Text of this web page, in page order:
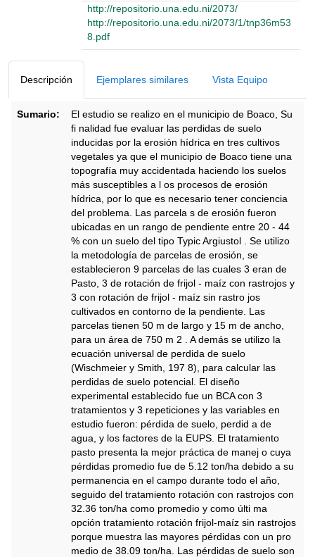
http://repositorio.una.edu.ni/2073/
http://repositorio.una.edu.ni/2073/1/tnp36m53
8.pdf
Descripción Ejemplares similares Vista Equipo
Sumario:
El estudio se realizo en el municipio de Boaco, Su
fi nalidad fue evaluar las perdidas de suelo
inducidas por la erosión hídrica en tres cultivos
vegetales ya que el municipio de Boaco tiene una
topografía muy accidentada haciendo los suelos
más susceptibles a l os procesos de erosión
hídrica, por lo que es necesario tener conciencia
del problema. Las parcela s de erosión fueron
ubicadas en un rango de pendiente entre 20 - 44
% con un suelo del tipo Typic Argiustol . Se utilizo
la metodología de parcelas de erosión, se
establecieron 9 parcelas de las cuales 3 eran de
Pasto, 3 de rotación de frijol - maíz con rastrojos y
3 con rotación de frijol - maíz sin rastro jos
cultivados en contorno de la pendiente. Las
parcelas tienen 50 m de largo y 15 m de ancho,
para un área de 750 m 2 . A demás se utilizo la
ecuación universal de perdida de suelo
(Wischmeier y Smith, 197 8), para calcular las
perdidas de suelo potencial. El diseño
experimental establecido fue un BCA con 3
tratamientos y 3 repeticiones y las variables en
estudio fueron: pérdida de suelo, perdid a de
agua, y los factores de la EUPS. El tratamiento
pasto presenta la mejor práctica de manej o cuya
pérdidas promedio fue de 5.12 ton/ha debido a su
permanencia en el campo durante todo el año,
seguido del tratamiento rotación con rastrojos con
32.36 ton/ha como promedio y como últi ma
opción tratamiento rotación frijol-maíz sin rastrojos
porque muestra las mayores pérdidas con un pro
medio de 38.09 ton/ha. Las pérdidas de suelo son